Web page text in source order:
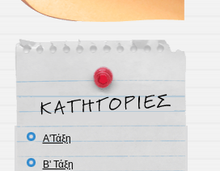
Α'Τάξη
Β' Τάξη